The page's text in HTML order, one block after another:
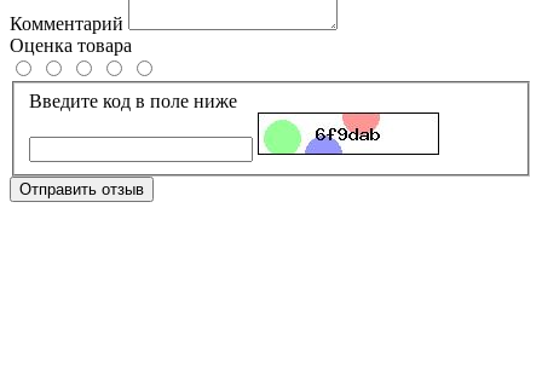
Комментарий
Оценка товара
Введите код в поле ниже
Отправить отзыв